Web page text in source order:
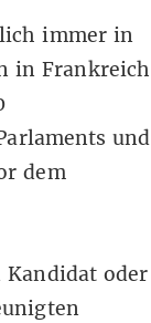
immer in
in Frankreich
und
dem
Kandidat oder